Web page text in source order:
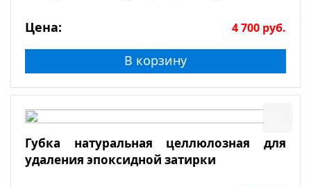
Цена: 4 700 руб.
В корзину
Губка натуральная целлюлозная для
удаления эпоксидной затирки